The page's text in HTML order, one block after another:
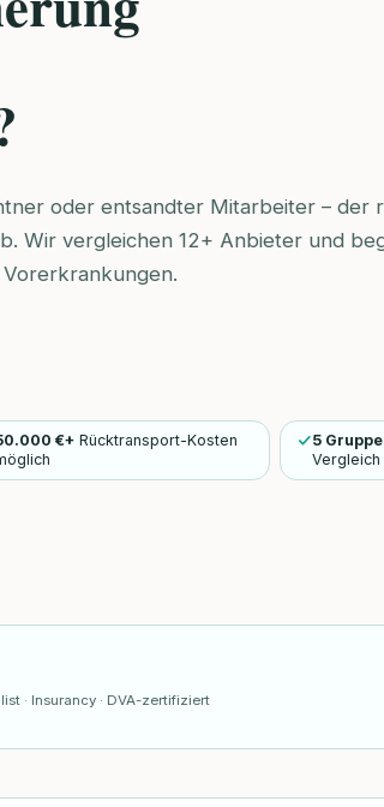
oder entsandter Mitarbeiter – der
Wir vergleichen 12+ Anbieter und
€+ Rücktransport-Kosten
5
Vergleich
· Insurancy · DVA-zertifiziert